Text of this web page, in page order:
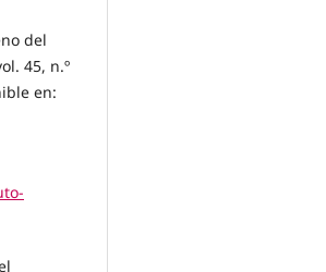
del
45, n.º
en: